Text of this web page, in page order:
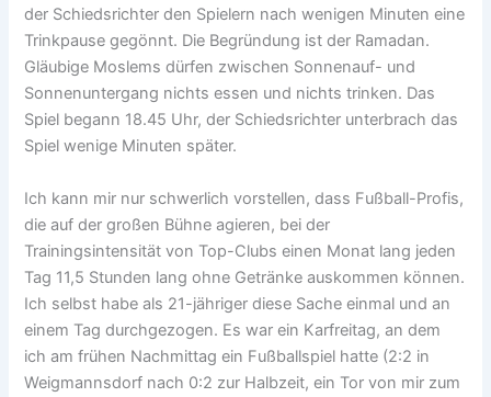
der Schiedsrichter den Spielern nach wenigen Minuten eine
Trinkpause gegönnt. Die Begründung ist der Ramadan.
Gläubige Moslems dürfen zwischen Sonnenauf- und
Sonnenuntergang nichts essen und nichts trinken. Das
Spiel begann 18.45 Uhr, der Schiedsrichter unterbrach das
Spiel wenige Minuten später.
Ich kann mir nur schwerlich vorstellen, dass Fußball-Profis,
die auf der großen Bühne agieren, bei der
Trainingsintensität von Top-Clubs einen Monat lang jeden
Tag 11,5 Stunden lang ohne Getränke auskommen können.
Ich selbst habe als 21-jähriger diese Sache einmal und an
einem Tag durchgezogen. Es war ein Karfreitag, an dem
ich am frühen Nachmittag ein Fußballspiel hatte (2:2 in
Weigmannsdorf nach 0:2 zur Halbzeit, ein Tor von mir zum